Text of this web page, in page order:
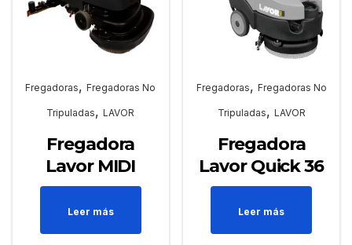
Fregadoras,Fregadoras No
Tripuladas,LAVOR
Fregadora
Lavor MIDI
Leer más
Fregadoras, Fregadoras No
Tripuladas, LAVOR
Fregadora
Lavor Quick 36
Leer más